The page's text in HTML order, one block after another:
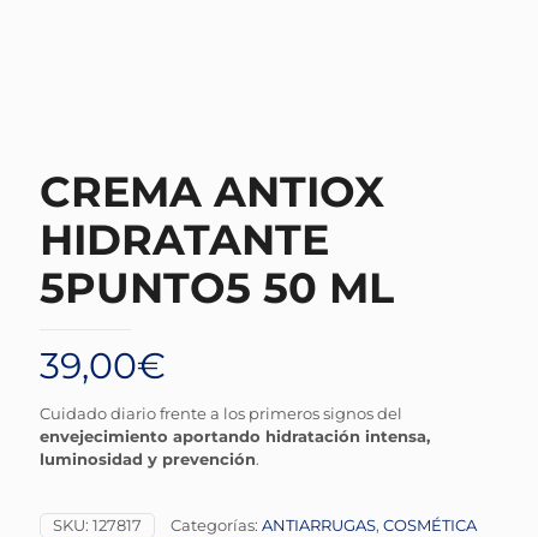
CREMA ANTIOX
HIDRATANTE
5PUNTO5 50 ML
39,00€
Cuidado diario frente a los primeros signos del
envejecimiento aportando hidratación intensa,
luminosidad y prevención.
SKU: 127817 Categorías: ANTIARRUGAS, COSMÉTICA